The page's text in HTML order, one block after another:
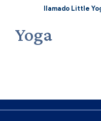
llamado Little
Yoga